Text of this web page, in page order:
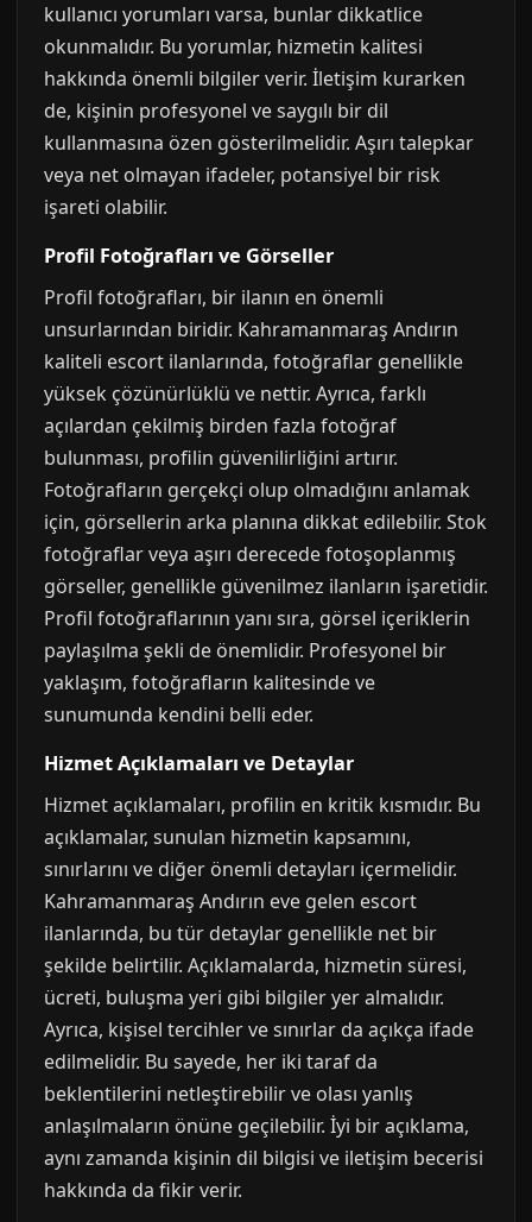
kullanıcı yorumları varsa, bunlar dikkatlice
okunmalıdır. Bu yorumlar, hizmetin kalitesi
hakkında önemli bilgiler verir. İletişim kurarken
de, kişinin profesyonel ve saygılı bir dil
kullanmasına özen gösterilmelidir. Aşırı talepkar
veya net olmayan ifadeler, potansiyel bir risk
işareti olabilir.
Profil Fotoğrafları ve Görseller
Profil fotoğrafları, bir ilanın en önemli
unsurlarından biridir. Kahramanmaraş Andırın
kaliteli escort ilanlarında, fotoğraflar genellikle
yüksek çözünürlüklü ve nettir. Ayrıca, farklı
açılardan çekilmiş birden fazla fotoğraf
bulunması, profilin güvenilirliğini artırır.
Fotoğrafların gerçekçi olup olmadığını anlamak
için, görsellerin arka planına dikkat edilebilir. Stok
fotoğraflar veya aşırı derecede fotoşoplanmış
görseller, genellikle güvenilmez ilanların işaretidir.
Profil fotoğraflarının yanı sıra, görsel içeriklerin
paylaşılma şekli de önemlidir. Profesyonel bir
yaklaşım, fotoğrafların kalitesinde ve
sunumunda kendini belli eder.
Hizmet Açıklamaları ve Detaylar
Hizmet açıklamaları, profilin en kritik kısmıdır. Bu
açıklamalar, sunulan hizmetin kapsamını,
sınırlarını ve diğer önemli detayları içermelidir.
Kahramanmaraş Andırın eve gelen escort
ilanlarında, bu tür detaylar genellikle net bir
şekilde belirtilir. Açıklamalarda, hizmetin süresi,
ücreti, buluşma yeri gibi bilgiler yer almalıdır.
Ayrıca, kişisel tercihler ve sınırlar da açıkça ifade
edilmelidir. Bu sayede, her iki taraf da
beklentilerini netleştirebilir ve olası yanlış
anlaşılmaların önüne geçilebilir. İyi bir açıklama,
aynı zamanda kişinin dil bilgisi ve iletişim becerisi
hakkında da fikir verir.